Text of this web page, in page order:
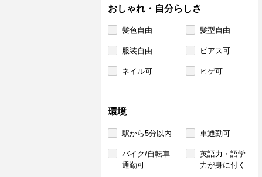
おしゃれ・自分らしさ
髪色自由 髪型自由
服装自由 ピアス可
ネイル可 ヒゲ可
環境
駅から5分以内 車通勤可
バイク/自転車
通勤可
英語力・語学
力が身に付く